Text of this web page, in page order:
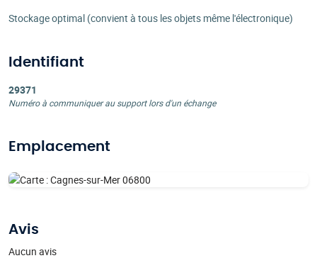
Stockage optimal (convient à tous les objets même l'électronique)
Identifiant
29371
Numéro à communiquer au support lors d'un échange
Emplacement
Avis
Aucun avis